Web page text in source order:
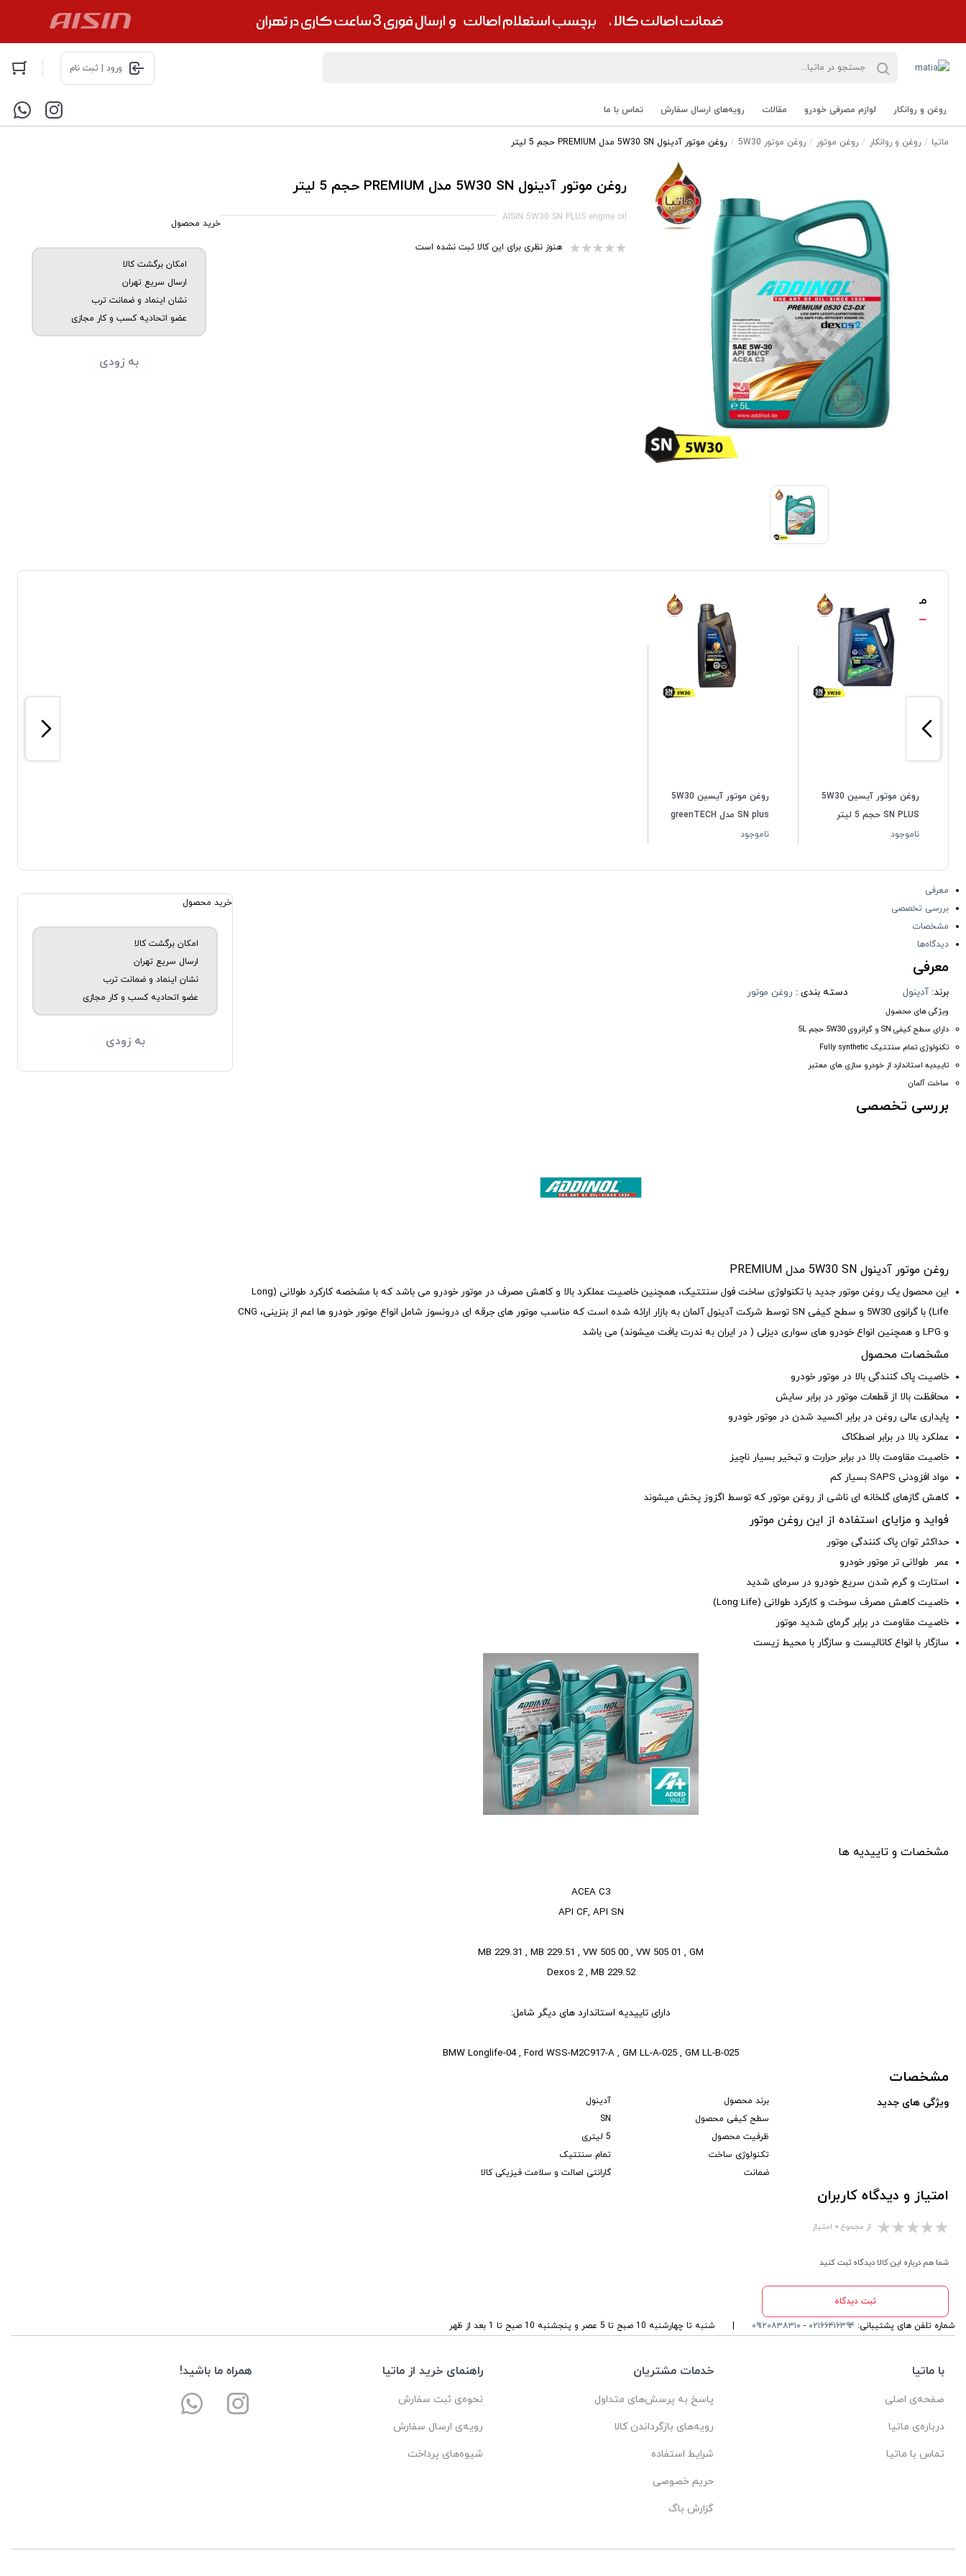
ورود | ثبت نام
روغن و روانکار لوازم مصرفی خودرو مقالات رویه‌های ارسال سفارش تماس با ما
ماتیا روغن و روانکار روغن موتور روغن موتور 5W30 روغن موتور آدینول 5W30 SN مدل PREMIUM حجم 5 لیتر
روغن موتور آدینول 5W30 SN مدل PREMIUM حجم 5 لیتر
AISIN 5W30 SN PLUS engine oil
هنوز نظری برای این کالا ثبت نشده است
خرید محصول
امکان برگشت کالا
ارسال سریع تهران
نشان اینماد و ضمانت ترب
عضو اتحادیه کسب و کار مجازی
به زودی
محصولات مشابه
روغن موتور آیسین 5W30
SN PLUS حجم 5 لیتر
ناموجود
روغن موتور آیسین 5W30
SN plus مدل greenTECH
حجم 1 لیتر
ناموجود
معرفی
بررسی تخصصی
مشخصات
دیدگاه‌ها
معرفی
برند: آدینول دسته بندی : روغن موتور
ویژگی های محصول
دارای سطح کیفی SN و گرانروی 5W30 حجم 5L
تکنولوژی تمام سنتتیک Fully synthetic
تاییدیه استاندارد از خودرو سازی های معتبر
ساخت آلمان
بررسی تخصصی
روغن موتور آدینول 5W30 SN مدل PREMIUM
این محصول یک روغن موتور جدید با تکنولوژی ساخت فول سنتتیک، همچنین خاصیت عملکرد بالا و کاهش مصرف در موتور خودرو می باشد که با مشخصه کارکرد طولانی (Long
Life) با گرانوی 5W30 و سطح کیفی SN توسط شرکت آدینول آلمان به بازار ارائه شده است که مناسب موتور های جرقه ای درونسوز شامل انواع موتور خودرو ها اعم از بنزینی، CNG
و LPG و همچنین انواع خودرو های سواری دیزلی ( در ایران به ندرت یافت میشوند) می باشد
مشخصات محصول
خاصیت پاک کنندگی بالا در موتور خودرو
محافظت بالا از قطعات موتور در برابر سایش
پایداری عالی روغن در برابر اکسید شدن در موتور خودرو
عملکرد بالا در برابر اصطکاک
خاصیت مقاومت بالا در برابر حرارت و تبخیر بسیار ناچیز
مواد افزودنی SAPS بسیار کم
کاهش گازهای گلخانه ای ناشی از روغن موتور که توسط اگزوز پخش میشوند
فواید و مزایای استفاده از این روغن موتور
حداکثر توان پاک کنندگی موتور
عمر طولانی تر موتور خودرو
استارت و گرم شدن سریع خودرو در سرمای شدید
خاصیت کاهش مصرف سوخت و کارکرد طولانی (Long Life)
خاصیت مقاومت در برابر گرمای شدید موتور
سازگار با انواع کاتالیست و سازگار با محیط زیست
مشخصات و تاییدیه ها
ACEA C3
API CF, API SN
MB 229.31 , MB 229.51 , VW 505 00 , VW 505 01 , GM
Dexos 2 , MB 229.52
دارای تاییدیه استاندارد های دیگر شامل:
BMW Longlife-04 , Ford WSS-M2C917-A , GM LL-A-025 , GM LL-B-025
مشخصات
ویژگی های جدید برند محصول
آدینول
سطح کیفی محصول
SN
ظرفیت محصول
5 لیتری
تکنولوژی ساخت
تمام سنتتیک
ضمانت
گارانتی اصالت و سلامت فیزیکی کالا
امتیاز و دیدگاه کاربران
از مجموع ۰ امتیاز
شما هم درباره این کالا دیدگاه ثبت کنید
ثبت دیدگاه
خرید محصول
امکان برگشت کالا
ارسال سریع تهران
نشان اینماد و ضمانت ترب
عضو اتحادیه کسب و کار مجازی
به زودی
شماره تلفن های پشتیبانی: ۰۲۱۶۶۴۱۶۳۹۴ - ۰۹۱۲۰۸۳۸۳۱۰ شنبه تا چهارشنبه 10 صبح تا 5 عصر و پنجشنبه 10 صبح تا 1 بعد از ظهر
با ماتیا
صفحه‌ی اصلی
درباره‌ی ماتیا
تماس با ماتیا
خدمات مشتریان
پاسخ به پرسش‌های متداول
رویه‌های بازگرداندن کالا
شرایط استفاده
حریم خصوصی
گزارش باگ
راهنمای خرید از ماتیا
نحوه‌ی ثبت سفارش
رویه‌ی ارسال سفارش
شیوه‌های پرداخت
همراه ما باشید!